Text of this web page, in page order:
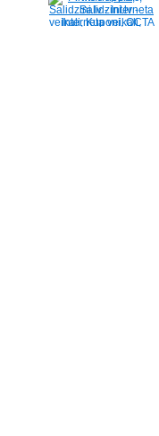
Salidzini.lv - Interneta
veikali, Kuponi, OCTA